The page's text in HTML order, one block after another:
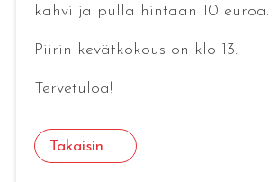
kahvi ja pulla hintaan 10 euroa.
Piirin kevätkokous on klo 13.
Tervetuloa!
Takaisin